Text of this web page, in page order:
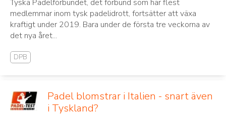
Tyska Padelförbundet, det förbund som har flest
medlemmar inom tysk padelidrott, fortsätter att växa
kraftigt under 2019. Bara under de första tre veckorna av
det nya året...
DPB
Padel blomstrar i Italien - snart även
i Tyskland?